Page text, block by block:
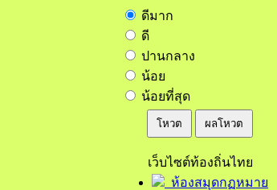
ดีมาก
ดี
ปานกลาง
น้อย
น้อยที่สุด
โหวต ผลโหวต
เว็บไซต์ท้องถิ่นไทย
ห้องสมุดกฏหมาย